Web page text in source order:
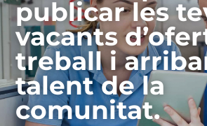
publicar les
vacants
treball i
talent de la
comunitat.